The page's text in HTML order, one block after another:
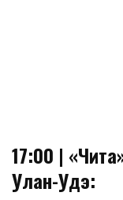
17:00 |
Улан-Удэ: